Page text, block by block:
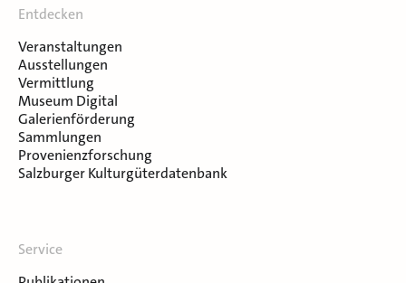
Entdecken
Veranstaltungen
Ausstellungen
Vermittlung
Museum Digital
Galerienförderung
Sammlungen
Provenienzforschung
Salzburger Kulturgüterdatenbank
Service